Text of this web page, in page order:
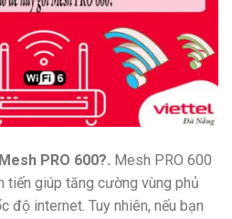
PRO 600?. Mesh PRO 600
tiến giúp tăng cường vùng phủ
độ internet. Tuy nhiên, nếu bạn